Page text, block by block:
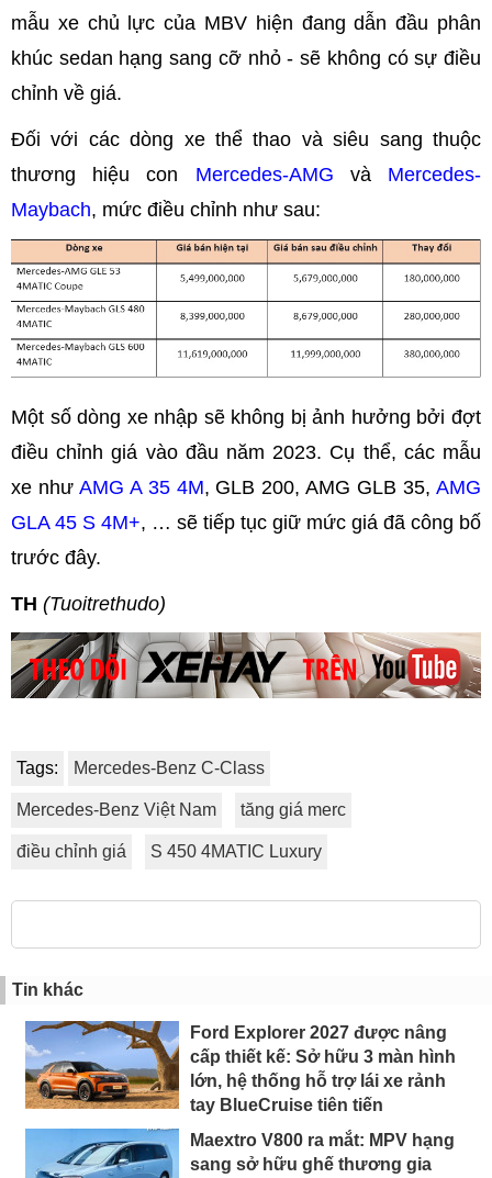
mẫu xe chủ lực của MBV hiện đang dẫn đầu phân
khúc sedan hạng sang cỡ nhỏ - sẽ không có sự điều
chỉnh về giá.
Đối với các dòng xe thể thao và siêu sang thuộc
thương hiệu con Mercedes-AMG và Mercedes-
Maybach, mức điều chỉnh như sau:
Một số dòng xe nhập sẽ không bị ảnh hưởng bởi đợt
điều chỉnh giá vào đầu năm 2023. Cụ thể, các mẫu
xe nhưAMG A 35 4M, GLB 200, AMG GLB 35,AMG
GLA 45 S 4M+, … sẽ tiếp tục giữ mức giá đã công bố
trước đây.
TH (Tuoitrethudo)
Tags: Mercedes-Benz C-Class
Mercedes-Benz Việt Nam tăng giá merc
điều chỉnh giá S 450 4MATIC Luxury
Tin khác
Ford Explorer 2027 được nâng
cấp thiết kế: Sở hữu 3 màn hình
lớn, hệ thống hỗ trợ lái xe rảnh
tay BlueCruise tiên tiến
Maextro V800 ra mắt: MPV hạng
sang sở hữu ghế thương gia